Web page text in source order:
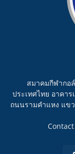
สมาคมกีฬากอ
ประเทศไทย อาคา
ถนนรามคำแหง แข